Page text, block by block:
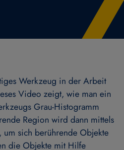
Werkzeug in der Arbeit
Video zeigt, wie man ein
Grau-Histogramm
Region wird dann mittels
sich berührende Objekte
die Objekte mit Hilfe